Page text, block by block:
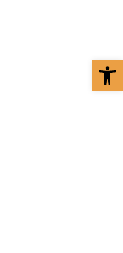
Ouvrir